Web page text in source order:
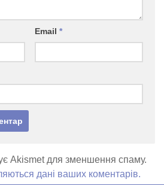
Email *
Akismet для зменшення спаму.
дані ваших коментарів.